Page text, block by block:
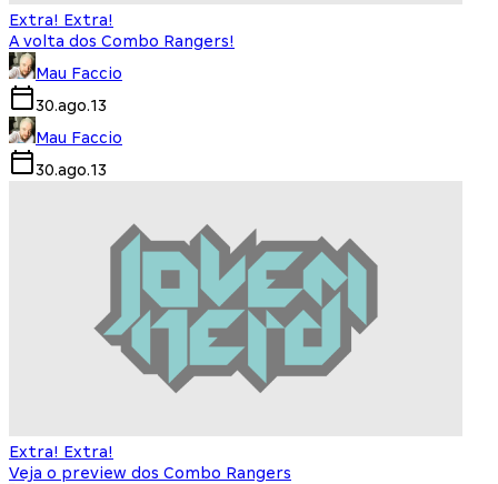
Extra! Extra!
A volta dos Combo Rangers!
Mau Faccio
30.ago.13
Mau Faccio
30.ago.13
Extra! Extra!
Veja o preview dos Combo Rangers